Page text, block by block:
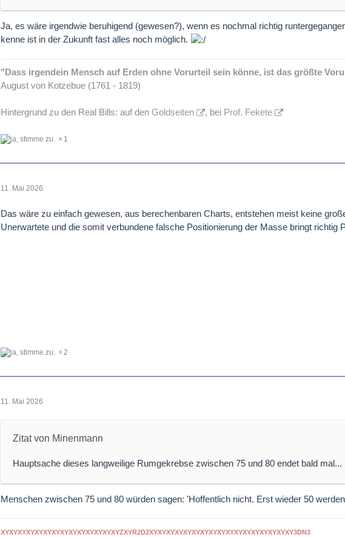
würde sich die letzte große Welle"5"anschließen....
Das könnte alles noch in diesem Jahrzehnt ablaufen..., andere, wie z.B. A.Tiedje
Nachtrag: Das Ganze kann noch immer einen anderen Verlauf nehmen..., dann
Ja, es wäre irgendwie beruhigend (gewesen?), wenn es nochmal richtig
kenne ist in der Zukunft fast alles noch möglich.
"Dass irgendein Mensch auf Erden ohne Vorurteil sein könne, ist das größte
August von Kotzebue (1761 - 1819)
Hintergrund zu den Real Bills: auf den Goldseiten , bei Prof. Fekete
1
11. Mai 2026
Das wäre zu einfach gewesen, aus berechenbaren Charts, entstehen meist keine
Unerwartete und die somit verbundene falsche Positionierung der Masse bringt richtig
2
11. Mai 2026
Zitat von Minenmann
Hauptsache dieses langweilige Rumgekrebse zwischen 75 und 80 endet bald mal...
Menschen zwischen 75 und 80 würden sagen: 'Hoffentlich nicht. Erst wieder 50
XYXYXYXYXYXYXYXYXYXYXYXYXYXYZXYR2D2XYXYXYXYXYXYXYXYXYXYXYXYXYXYXYXYXY3DN3